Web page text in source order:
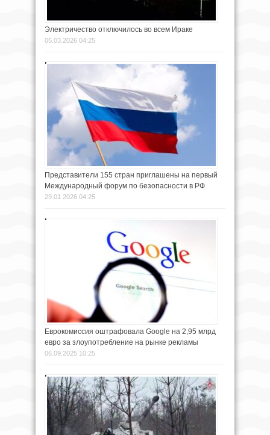
Электричество отключилось во всем Ираке
05.03.2026 04:25
Представители 155 стран приглашены на первый
Международный форум по безопасности в РФ
29.01.2026 04:25
Еврокомиссия оштрафовала Google на 2,95 млрд
евро за злоупотребление на рынке рекламы
06.09.2025 10:25